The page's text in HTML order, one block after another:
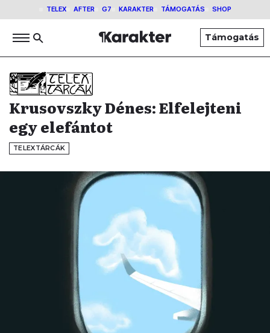
TELEX AFTER G7 KARAKTER TÁMOGATÁS SHOP
Támogatás
Krusovszky Dénes: Elfelejteni
egy elefántot
TELEXTÁRCÁK